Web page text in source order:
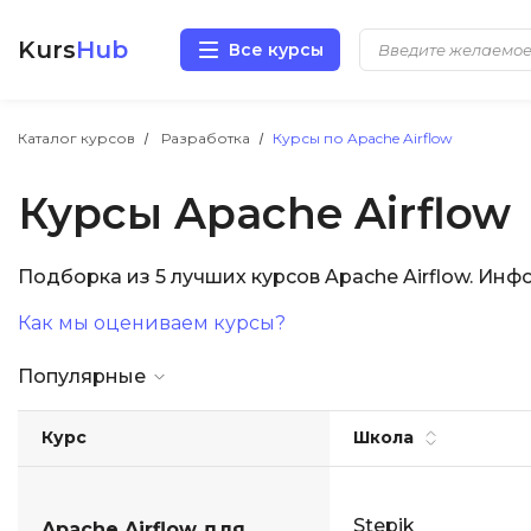
KursHub Все курсы
Каталог курсов Разработка Курсы по Apache Airflow
Курсы Apache Airflow
Подборка из 5 лучших курсов Apache Airflow.
Как мы оцениваем курсы?
Популярные
Курс Школа
Stepik
Разработка
Маркетинг
Аналитика
Иностранные языки